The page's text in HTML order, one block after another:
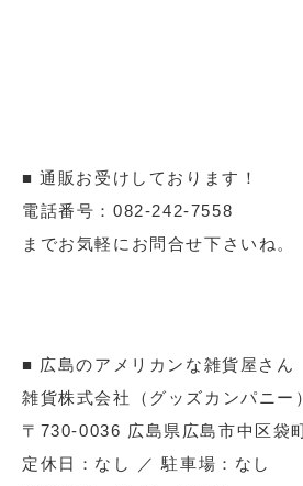
■ 通販お受けしております！
電話番号：082-242-7558
までお気軽にお問合せ下さいね。
■ 広島のアメリカンな雑貨屋さん
雑貨株式会社（グッズカンパニー
〒730-0036 広島県広島市中区袋
定休日：なし ／ 駐車場：なし